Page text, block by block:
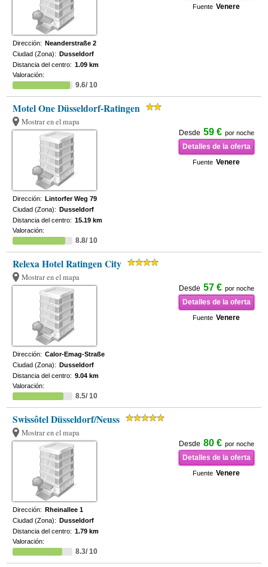
Fuente Venere
Dirección: Neanderstraße 2
Ciudad (Zona): Dusseldorf
Distancia del centro: 1.09 km
Valoración:
9.6/ 10
Motel One Düsseldorf-Ratingen
Mostrar en el mapa
Desde 59 € por noche
Detalles de la oferta
Fuente Venere
Dirección: Lintorfer Weg 79
Ciudad (Zona): Dusseldorf
Distancia del centro: 15.19 km
Valoración:
8.8/ 10
Relexa Hotel Ratingen City
Mostrar en el mapa
Desde 57 € por noche
Detalles de la oferta
Fuente Venere
Dirección: Calor-Emag-Straße
Ciudad (Zona): Dusseldorf
Distancia del centro: 9.04 km
Valoración:
8.5/ 10
Swissôtel Düsseldorf/Neuss
Mostrar en el mapa
Desde 80 € por noche
Detalles de la oferta
Fuente Venere
Dirección: Rheinallee 1
Ciudad (Zona): Dusseldorf
Distancia del centro: 1.79 km
Valoración:
8.3/ 10